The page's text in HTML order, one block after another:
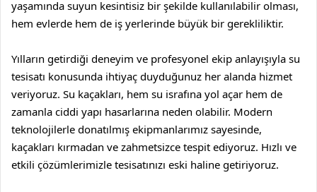
yaşamında suyun kesintisiz bir şekilde kullanılabilir olması,
hem evlerde hem de iş yerlerinde büyük bir gerekliliktir.
Yılların getirdiği deneyim ve profesyonel ekip anlayışıyla su
tesisatı konusunda ihtiyaç duyduğunuz her alanda hizmet
veriyoruz. Su kaçakları, hem su israfına yol açar hem de
zamanla ciddi yapı hasarlarına neden olabilir. Modern
teknolojilerle donatılmış ekipmanlarımız sayesinde,
kaçakları kırmadan ve zahmetsizce tespit ediyoruz. Hızlı ve
etkili çözümlerimizle tesisatınızı eski haline getiriyoruz.